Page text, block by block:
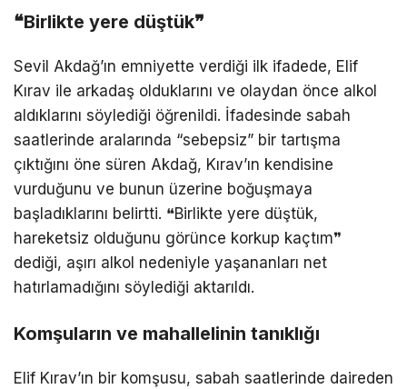
❝Birlikte yere düştük❞
Sevil Akdağ’ın emniyette verdiği ilk ifadede, Elif
Kırav ile arkadaş olduklarını ve olaydan önce alkol
aldıklarını söylediği öğrenildi. İfadesinde sabah
saatlerinde aralarında “sebepsiz” bir tartışma
çıktığını öne süren Akdağ, Kırav’ın kendisine
vurduğunu ve bunun üzerine boğuşmaya
başladıklarını belirtti. ❝Birlikte yere düştük,
hareketsiz olduğunu görünce korkup kaçtım❞
dediği, aşırı alkol nedeniyle yaşananları net
hatırlamadığını söylediği aktarıldı.
Komşuların ve mahallelinin tanıklığı
Elif Kırav’ın bir komşusu, sabah saatlerinde daireden